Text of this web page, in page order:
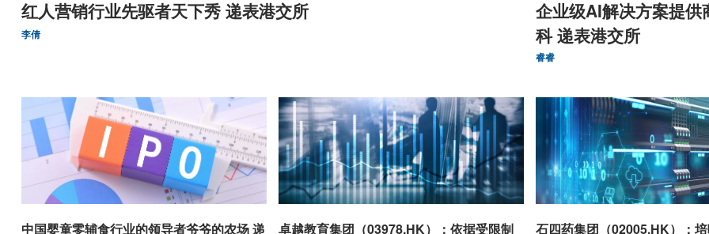
红人营销行业先驱者天下秀 递表港交所
李倩
企业级AI解决方案提供
科 递表港交所
睿睿
中国婴童零辅食行业的领导者爷爷的农场 递
卓越教育集团（03978.HK）：依据受限制
石四药集团（02005.HK）：